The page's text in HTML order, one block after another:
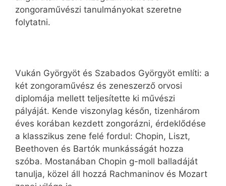
zongoraművészi tanulmányokat szeretne
folytatni.
Vukán Györgyöt és Szabados Györgyöt említi: a
két zongoraművész és zeneszerző orvosi
diplomája mellett teljesítette ki művészi
pályáját. Kende viszonylag későn, tizenhárom
éves korában kezdett zongorázni, érdeklődése
a klasszikus zene felé fordul: Chopin, Liszt,
Beethoven és Bartók munkásságát hozza
szóba. Mostanában Chopin g-moll balladáját
tanulja, közel áll hozzá Rachmaninov és Mozart